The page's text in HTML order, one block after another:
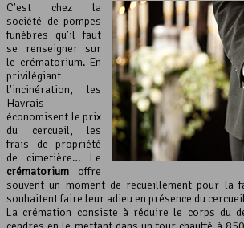
C’est chez la
société de pompes
funèbres qu’il faut
se renseigner sur
le crématorium. En
privilégiant
l’incinération, les
Havrais
économisent le prix
du cercueil, les
frais de propriété
de cimetière… Le
crématorium offre
souvent un moment de recueillement pour la
souhaitent faire leur adieu en présence du
La crémation consiste à réduire le corps du